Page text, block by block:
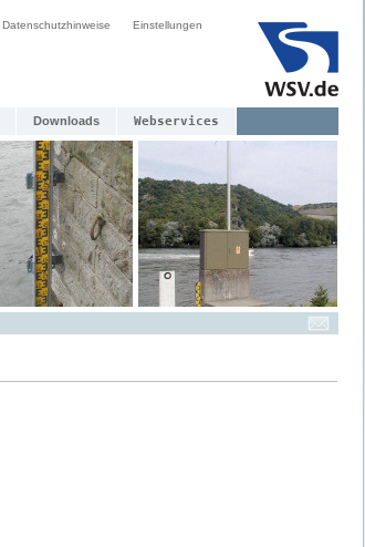
Datenschutzhinweise Einstellungen
Downloads Webservices